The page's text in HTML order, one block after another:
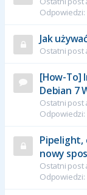
Odpowiedzi:
Jak
Ostatni post
[How-To]
Debian 7
Ostatni post
Odpowiedzi:
Pipelight,
nowy
Ostatni post
Odpowiedzi: